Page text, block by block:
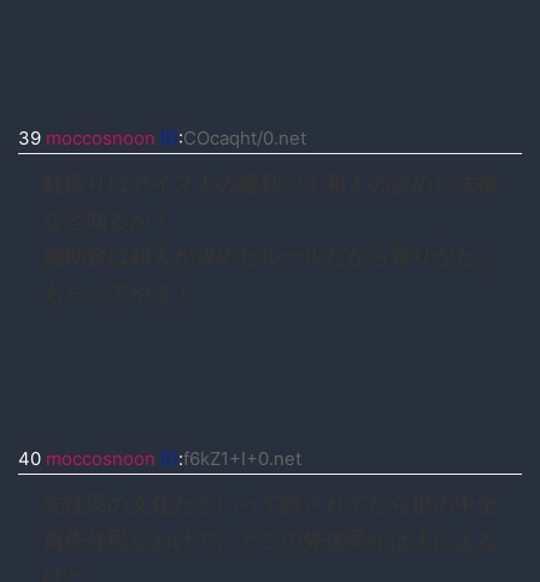
39 moccosnoon ID:COcaqht/0.net
40 moccosnoon ID:f6kZ1+I+0.net